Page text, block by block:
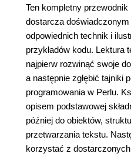
Ten kompletny
dostarcza
odpowiednich technik i
przykładów kodu. Lektura
najpierw rozwinąć swoje
a następnie zgłębić tajniki
programowania w Perlu.
opisem podstawowej
później do obiektów,
przetwarzania tekstu.
korzystać z